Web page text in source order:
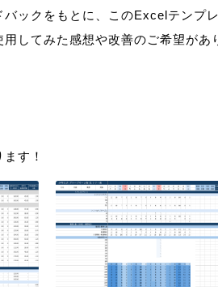
バックをもとに、このExcelテンプ
してみた感想や改善のご希望が
す！